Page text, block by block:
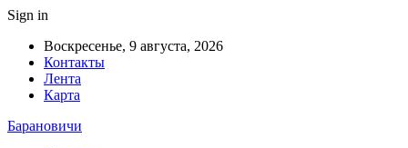
Sign in
Воскресенье, 9 августа, 2026
Контакты
Лента
Карта
Барановичи